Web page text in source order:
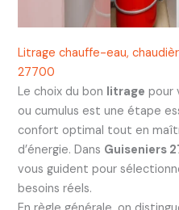
Litrage chauffe-eau,
27700
Le choix du bon litrage pour
ou cumulus est une étape
confort optimal tout en
d’énergie. Dans Guiseniers
vous guident pour
besoins réels.